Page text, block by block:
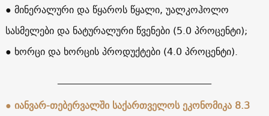
● მინერალური და წყაროს წყალი, უალკოჰოლო
სასმელები და ნატურალური წვენები (5.0 პროცენტი);
● ხორცი და ხორცის პროდუქტები (4.0 პროცენტი).
● იანვარ-თებერვალში საქართველოს ეკონომიკა 8.3